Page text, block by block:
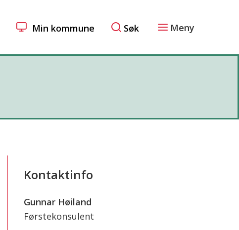
Søk Meny
Min kommune
Kontaktinfo
Gunnar Høiland
Førstekonsulent